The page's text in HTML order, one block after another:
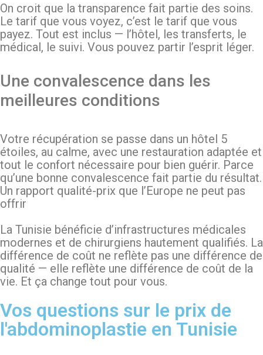
On croit que la transparence fait partie des soins.
Le tarif que vous voyez, c’est le tarif que vous
payez. Tout est inclus — l’hôtel, les transferts, le
médical, le suivi. Vous pouvez partir l’esprit léger.
Une convalescence dans les
meilleures conditions
Votre récupération se passe dans un hôtel 5
étoiles, au calme, avec une restauration adaptée et
tout le confort nécessaire pour bien guérir. Parce
qu’une bonne convalescence fait partie du résultat.
Un rapport qualité-prix que l’Europe ne peut pas
offrir
La Tunisie bénéficie d’infrastructures médicales
modernes et de chirurgiens hautement qualifiés. La
différence de coût ne reflète pas une différence de
qualité — elle reflète une différence de coût de la
vie. Et ça change tout pour vous.
Vos questions sur le prix de
l'abdominoplastie en Tunisie